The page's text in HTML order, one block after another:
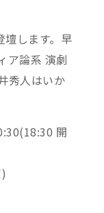
壇します。早
ア論系 演劇
秀人はいか
開